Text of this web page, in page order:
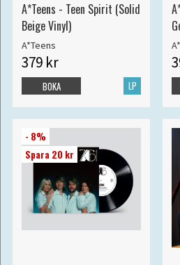
A*Teens - Teen Spirit (Solid
Beige Vinyl)
A*Teens
379 kr
LP
BOKA
- 8%
Spara 20 kr